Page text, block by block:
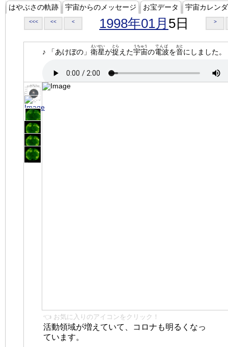
はやぶさの軌跡 宇宙からのメッセージ お宝データ 宇宙カレン
<<< << < 1998年01月 5日 >
♪ 「あけぼの」 衛星
えいせい
が捉
とら
えた宇宙
うちゅう
の電波
でんぱ
を音
おと
にしました。
👈 お気に入りのアイコンをクリック！
活動領域が増えていて、コロナも明るくなっ
ています。